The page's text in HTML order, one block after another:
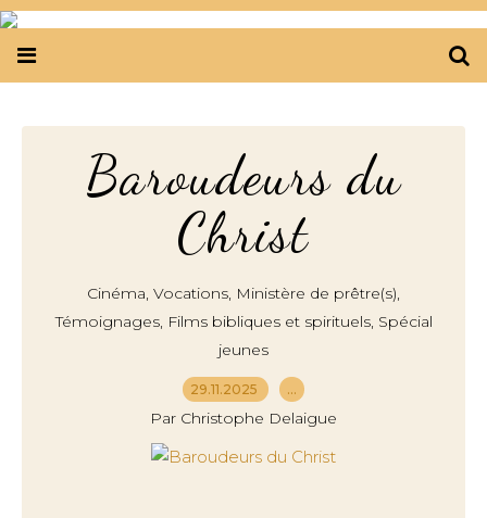
Baroudeurs du
Christ
Cinéma, Vocations, Ministère de prêtre(s),
Témoignages, Films bibliques et spirituels, Spécial
jeunes
29.11.2025 …
Par Christophe Delaigue